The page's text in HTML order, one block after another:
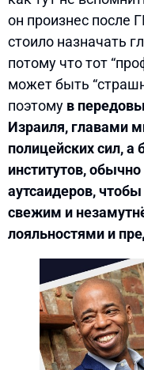
он произнес после
стоило назначать
потому что тот
может быть
поэтому в
Израиля, главами
полицейских сил,
институтов,
аутсаидеров,
свежим и
лояльностями и